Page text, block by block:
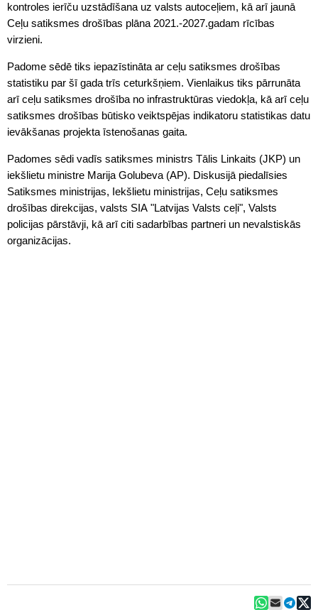
kontroles ierīču uzstādīšana uz valsts autoceļiem, kā arī jaunā
Ceļu satiksmes drošības plāna 2021.-2027.gadam rīcības
virzieni.
Padome sēdē tiks iepazīstināta ar ceļu satiksmes drošības
statistiku par šī gada trīs ceturkšņiem. Vienlaikus tiks pārrunāta
arī ceļu satiksmes drošība no infrastruktūras viedokļa, kā arī ceļu
satiksmes drošības būtisko veiktspējas indikatoru statistikas datu
ievākšanas projekta īstenošanas gaita.
Padomes sēdi vadīs satiksmes ministrs Tālis Linkaits (JKP) un
iekšlietu ministre Marija Golubeva (AP). Diskusijā piedalīsies
Satiksmes ministrijas, Iekšlietu ministrijas, Ceļu satiksmes
drošības direkcijas, valsts SIA "Latvijas Valsts ceļi", Valsts
policijas pārstāvji, kā arī citi sadarbības partneri un nevalstiskās
organizācijas.